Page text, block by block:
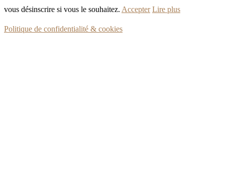
vous désinscrire si vous le souhaitez. Accepter Lire plus
Politique de confidentialité & cookies